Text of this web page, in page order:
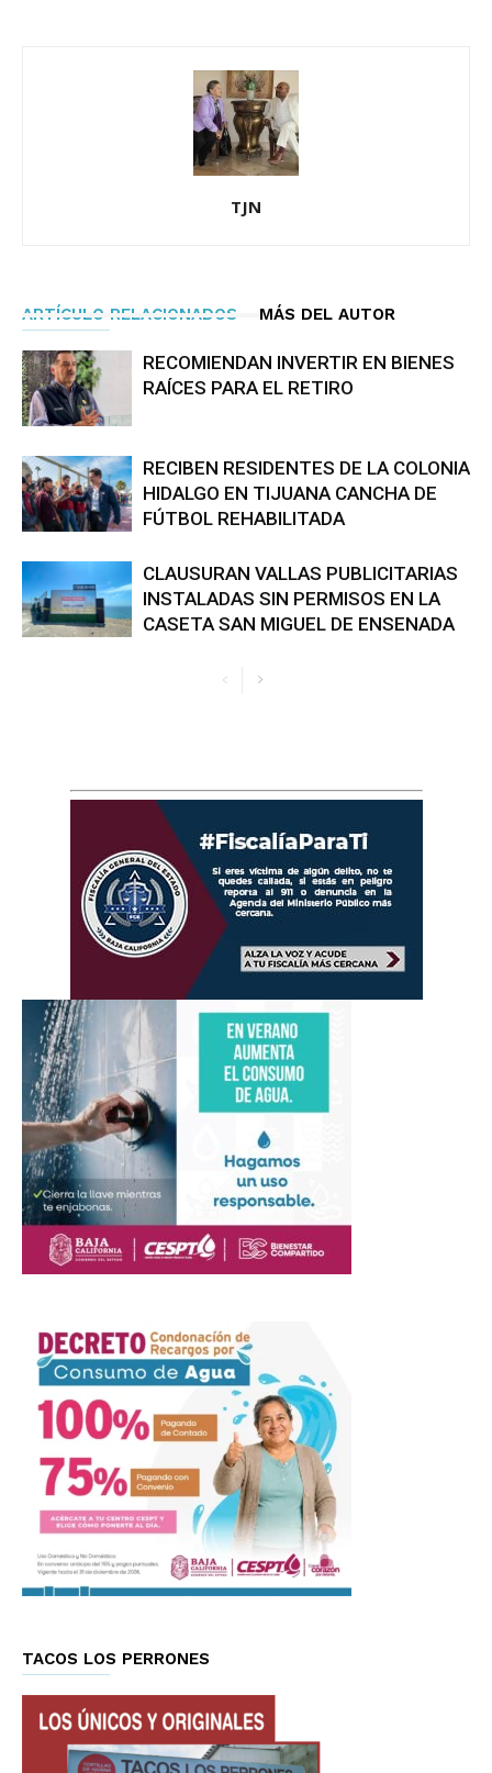
TJN
ARTÍCULO RELACIONADOS MÁS DEL AUTOR
RECOMIENDAN INVERTIR EN BIENES
RAÍCES PARA EL RETIRO
RECIBEN RESIDENTES DE LA COLONIA
HIDALGO EN TIJUANA CANCHA DE
FÚTBOL REHABILITADA
CLAUSURAN VALLAS PUBLICITARIAS
INSTALADAS SIN PERMISOS EN LA
CASETA SAN MIGUEL DE ENSENADA
TACOS LOS PERRONES